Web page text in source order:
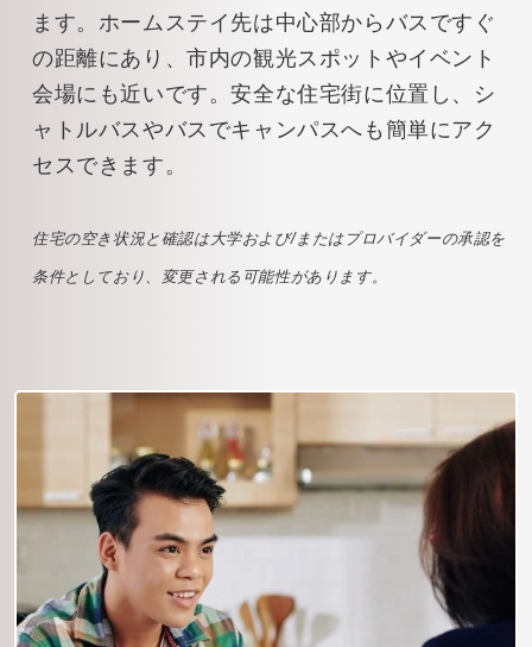
ます。ホームステイ先は中心部からバスですぐ
の距離にあり、市内の観光スポットやイベント
会場にも近いです。安全な住宅街に位置し、シ
ャトルバスやバスでキャンパスへも簡単にアク
セスできます。
住宅の空き状況と確認は大学および/またはプロバイダーの承認を
条件としており、変更される可能性があります。